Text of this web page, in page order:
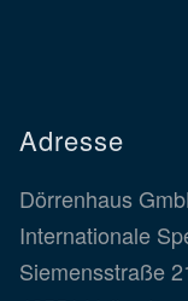
Adresse
Dörrenhaus
Internationale
Siemensstraße